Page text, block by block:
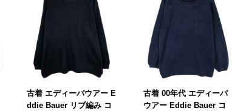
古着 エディーバウアー E
ddie Bauer リブ編み コ
古着 00年代 エディーバ
ウアー Eddie Bauer コ